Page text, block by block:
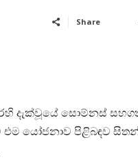
Share
දැක්වූයේ සොම්නස්
එම යෝජනාව පිළිබඳව